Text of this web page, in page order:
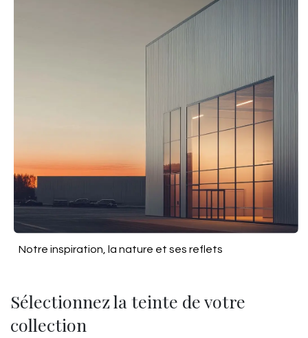
Sélectionnez la teinte de votre
collection
Notre inspiration, la nature et ses reflets